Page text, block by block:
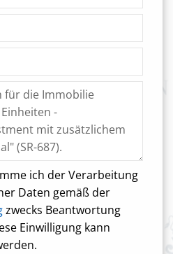
ich der Verarbeitung
Daten gemäß der
zwecks Beantwortung
Einwilligung kann